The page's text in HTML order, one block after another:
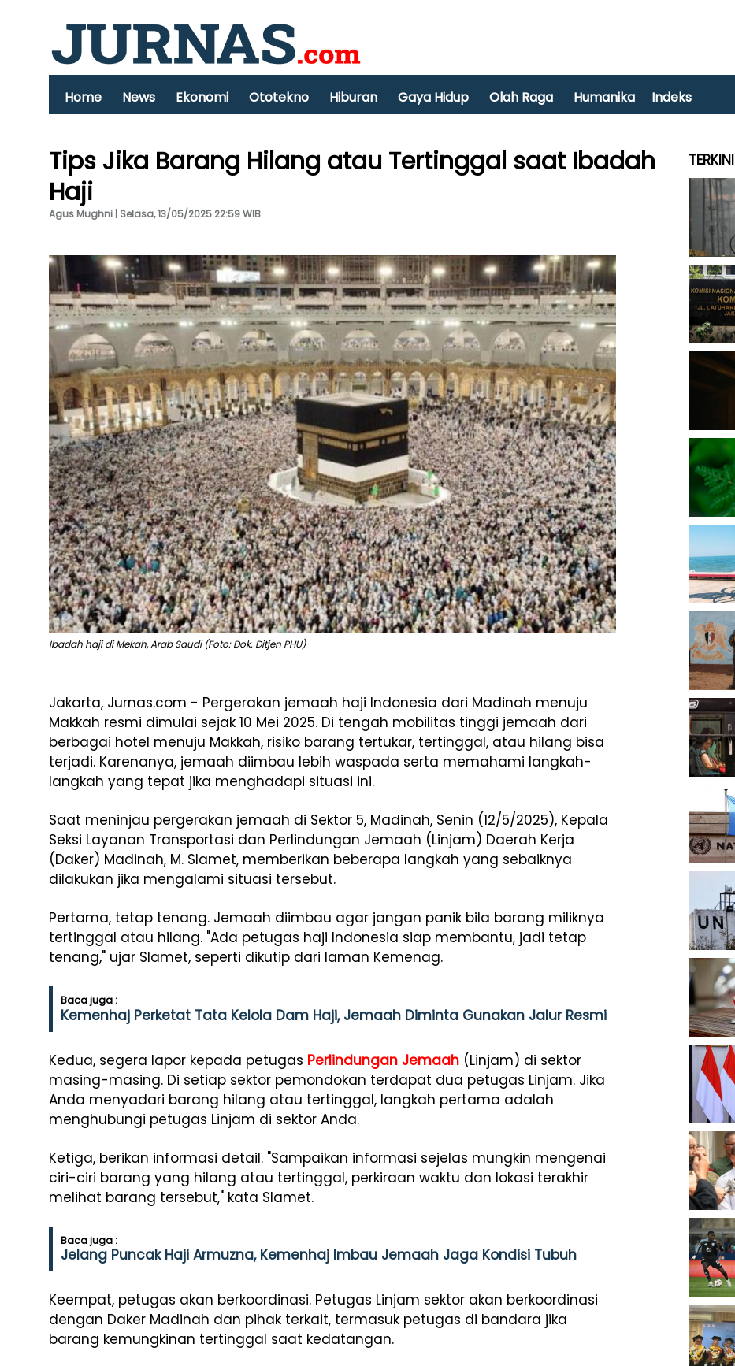
Home News Ekonomi Ototekno Hiburan Gaya Hidup Olah Raga Humanika Indeks
Tips Jika Barang Hilang atau Tertinggal saat Ibadah
Haji
Agus Mughni | Selasa, 13/05/2025 22:59 WIB
Ibadah haji di Mekah, Arab Saudi (Foto: Dok. Ditjen PHU)
Jakarta, Jurnas.com - Pergerakan jemaah haji Indonesia dari Madinah menuju
Makkah resmi dimulai sejak 10 Mei 2025. Di tengah mobilitas tinggi jemaah dari
berbagai hotel menuju Makkah, risiko barang tertukar, tertinggal, atau hilang bisa
terjadi. Karenanya, jemaah diimbau lebih waspada serta memahami langkah-
langkah yang tepat jika menghadapi situasi ini.
Saat meninjau pergerakan jemaah di Sektor 5, Madinah, Senin (12/5/2025), Kepala
Seksi Layanan Transportasi dan Perlindungan Jemaah (Linjam) Daerah Kerja
(Daker) Madinah, M. Slamet, memberikan beberapa langkah yang sebaiknya
dilakukan jika mengalami situasi tersebut.
Pertama, tetap tenang. Jemaah diimbau agar jangan panik bila barang miliknya
tertinggal atau hilang. "Ada petugas haji Indonesia siap membantu, jadi tetap
tenang," ujar Slamet, seperti dikutip dari laman Kemenag.
Baca juga :
Kemenhaj Perketat Tata Kelola Dam Haji, Jemaah Diminta Gunakan Jalur Resmi
Kedua, segera lapor kepada petugas Perlindungan Jemaah (Linjam) di sektor
masing-masing. Di setiap sektor pemondokan terdapat dua petugas Linjam. Jika
Anda menyadari barang hilang atau tertinggal, langkah pertama adalah
menghubungi petugas Linjam di sektor Anda.
Ketiga, berikan informasi detail. "Sampaikan informasi sejelas mungkin mengenai
ciri-ciri barang yang hilang atau tertinggal, perkiraan waktu dan lokasi terakhir
melihat barang tersebut," kata Slamet.
Baca juga :
Jelang Puncak Haji Armuzna, Kemenhaj Imbau Jemaah Jaga Kondisi Tubuh
Keempat, petugas akan berkoordinasi. Petugas Linjam sektor akan berkoordinasi
dengan Daker Madinah dan pihak terkait, termasuk petugas di bandara jika
barang kemungkinan tertinggal saat kedatangan.
TERKINI